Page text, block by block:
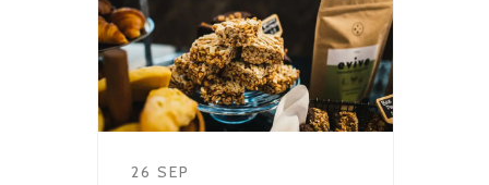
26 SEP